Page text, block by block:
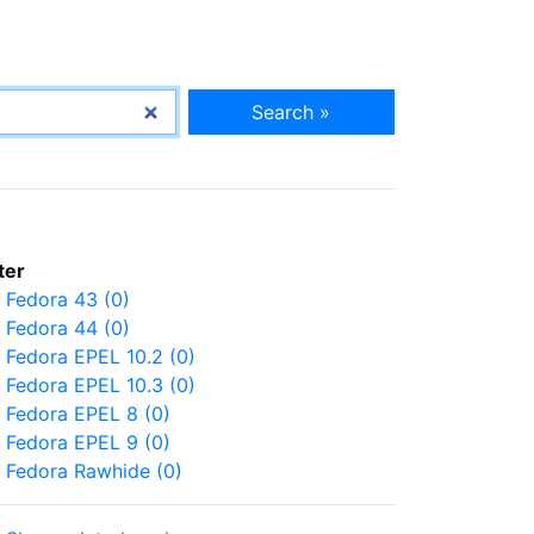
Search »
Fedora 43 (0)
Fedora 44 (0)
Fedora EPEL 10.2 (0)
Fedora EPEL 10.3 (0)
Fedora EPEL 8 (0)
Fedora EPEL 9 (0)
Fedora Rawhide (0)